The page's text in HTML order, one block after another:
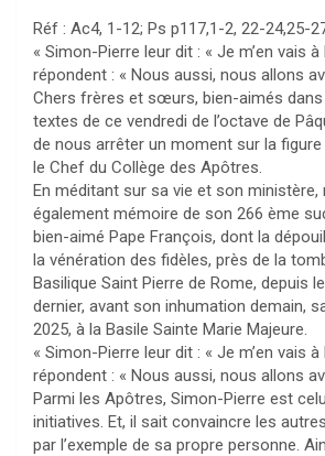
Réf : Ac4, 1-12; Ps p117,1-2, 22-24,25-
« Simon-Pierre leur dit : « Je m’en vais
répondent : « Nous aussi, nous allons
Chers frères et sœurs, bien-aimés dans
textes de ce vendredi de l’octave de
de nous arrêter un moment sur la figure
le Chef du Collège des Apôtres.
En méditant sur sa vie et son
également mémoire de son 266 ème
bien-aimé Pape François, dont la
la vénération des fidèles, près de la
Basilique Saint Pierre de Rome, depuis
dernier, avant son inhumation demain,
2025, à la Basile Sainte Marie Majeure.
« Simon-Pierre leur dit : « Je m’en vais
répondent : « Nous aussi, nous allons
Parmi les Apôtres, Simon-Pierre est
initiatives. Et, il sait convaincre les
par l’exemple de sa propre personne.